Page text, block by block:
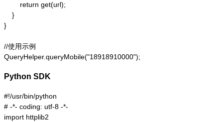
        return get(url);
    }
}
//使用示例
QueryHelper.queryMobile("18918910000");
Python SDK
#!/usr/bin/python
# -*- coding: utf-8 -*-
import httplib2